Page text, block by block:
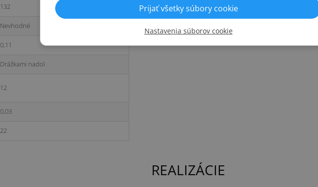
132
Nevhodné
0,11
Drážkami nadol
12
0,03
22
REALIZÁCIE
Prijať všetky súbory cookie
Nastavenia súborov cookie